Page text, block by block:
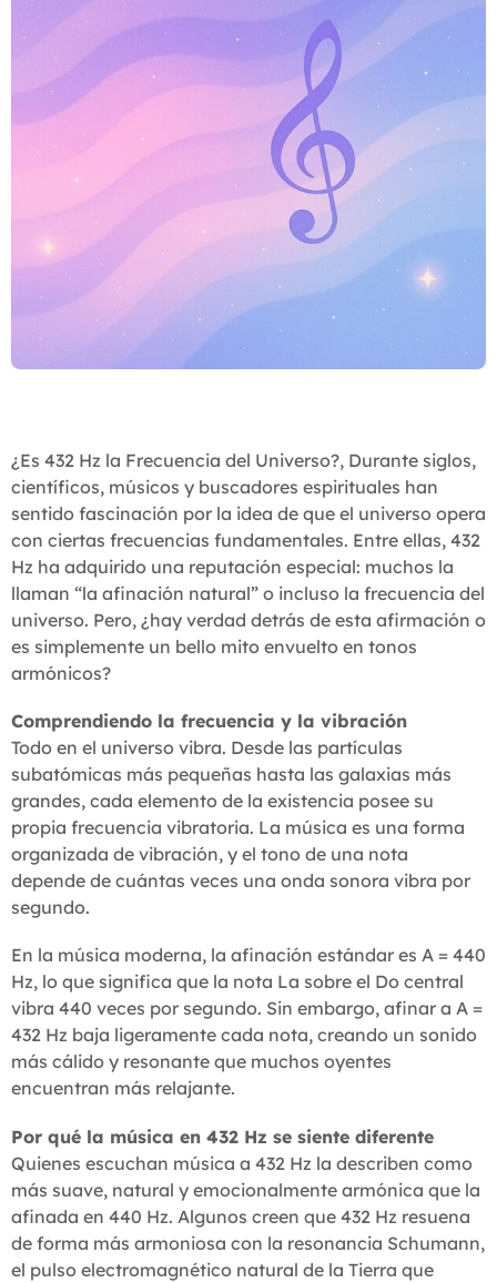
¿Es 432 Hz la Frecuencia del Universo?, Durante siglos,
científicos, músicos y buscadores espirituales han
sentido fascinación por la idea de que el universo opera
con ciertas frecuencias fundamentales. Entre ellas, 432
Hz ha adquirido una reputación especial: muchos la
llaman “la afinación natural” o incluso la frecuencia del
universo. Pero, ¿hay verdad detrás de esta afirmación o
es simplemente un bello mito envuelto en tonos
armónicos?
Comprendiendo la frecuencia y la vibración
Todo en el universo vibra. Desde las partículas
subatómicas más pequeñas hasta las galaxias más
grandes, cada elemento de la existencia posee su
propia frecuencia vibratoria. La música es una forma
organizada de vibración, y el tono de una nota
depende de cuántas veces una onda sonora vibra por
segundo.
En la música moderna, la afinación estándar es A = 440
Hz, lo que significa que la nota La sobre el Do central
vibra 440 veces por segundo. Sin embargo, afinar a A =
432 Hz baja ligeramente cada nota, creando un sonido
más cálido y resonante que muchos oyentes
encuentran más relajante.
Por qué la música en 432 Hz se siente diferente
Quienes escuchan música a 432 Hz la describen como
más suave, natural y emocionalmente armónica que la
afinada en 440 Hz. Algunos creen que 432 Hz resuena
de forma más armoniosa con la resonancia Schumann,
el pulso electromagnético natural de la Tierra que